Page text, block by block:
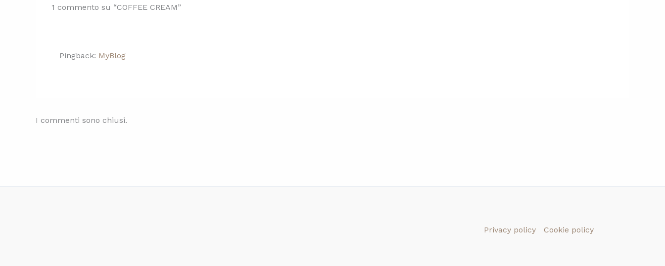
1 commento su “COFFEE CREAM”
Pingback: MyBlog
I commenti sono chiusi.
Privacy policy Cookie policy